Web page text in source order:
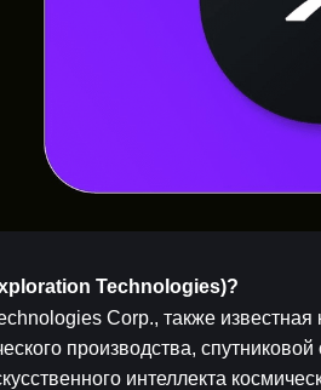
Technologies)?
Corp., также
производства,
интеллекта